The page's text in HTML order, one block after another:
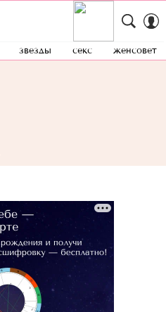
звезды секс женсовет